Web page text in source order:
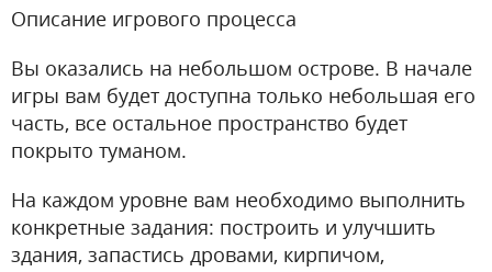
Описание игрового процесса
Вы оказались на небольшом острове. В начале
игры вам будет доступна только небольшая его
часть, все остальное пространство будет
покрыто туманом.
На каждом уровне вам необходимо выполнить
конкретные задания: построить и улучшить
здания, запастись дровами, кирпичом,